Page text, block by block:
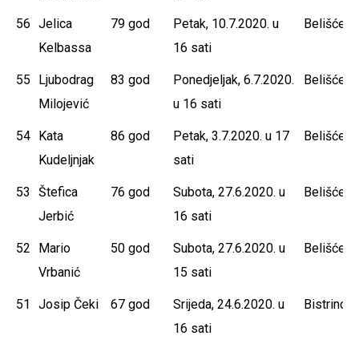
56 Jelica
Kelbassa
79 god
Petak, 10.7.2020. u
16 sati
Belišće
55
Ljubodrag
Milojević
83 god
Ponedjeljak, 6.7.2020.
u 16 sati
Belišće
54 Kata
Kudeljnjak
86 god
Petak, 3.7.2020. u 17
sati
Belišće
53
Štefica
Jerbić
76 god
Subota, 27.6.2020. u
16 sati
Belišće
52
Mario
Vrbanić
50 god
Subota, 27.6.2020. u
15 sati
Belišće
51 Josip Čeki 67 god
Srijeda, 24.6.2020. u
16 sati
Bistrinci